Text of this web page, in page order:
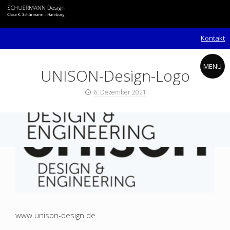
Skip
content
Kontakt
SCHUERMANN
Bilder
MENU
UNISON-Design-Logo
Posted
6. Dezember 2021
www.unison-design.de